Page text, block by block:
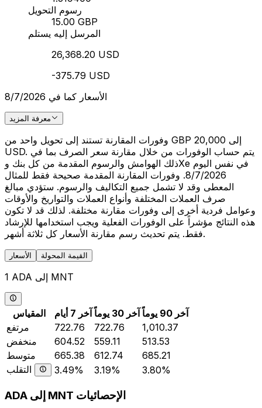
رسوم التحويل
15.00 GBP
المرسل إليه يستلم
26,368.20 USD
-375.79 USD
الأسعار كما في 8/7/2026
معرفة المزيد
وفورات المقارنة تستند إلى تحويل واحد من GBP 20,000 إلى
USD. يتم حساب الوفورات من خلال مقارنة سعر الصرف بما في
ذلك الهوامش والرسوم المقدمة من كل بنك وXe في نفس اليوم
8/7/2026. وفورات المقارنة المقدمة صحيحة فقط للمثال
المعطى وقد لا تشمل جميع التكاليف والرسوم. ستؤدي مبالغ
صرف العملات المختلفة وأنواع العملات والتواريخ والأوقات
وعوامل فردية أخرى إلى وفورات مقارنة مختلفة. لذلك قد لا تكون
هذه النتائج مؤشراً على الوفورات الفعلية ويجب استخدامها للإرشاد
فقط. يتم تحديث رسم مقارنة الأسعار كل ثلاثة أشهر.
الأسعار القيمة المحولة
1 ADA إلى MNT
المقياس آخر 7 أيام آخر 30 يوماً
آخر 90 يوماً
مرتفع
722.76 722.76
1,010.37
منخفض
604.52 559.11
513.53
متوسط
665.38 612.74
685.21
التقلب
3.49% 3.19% 3.80%
ADA إلى MNT الإحصائيات